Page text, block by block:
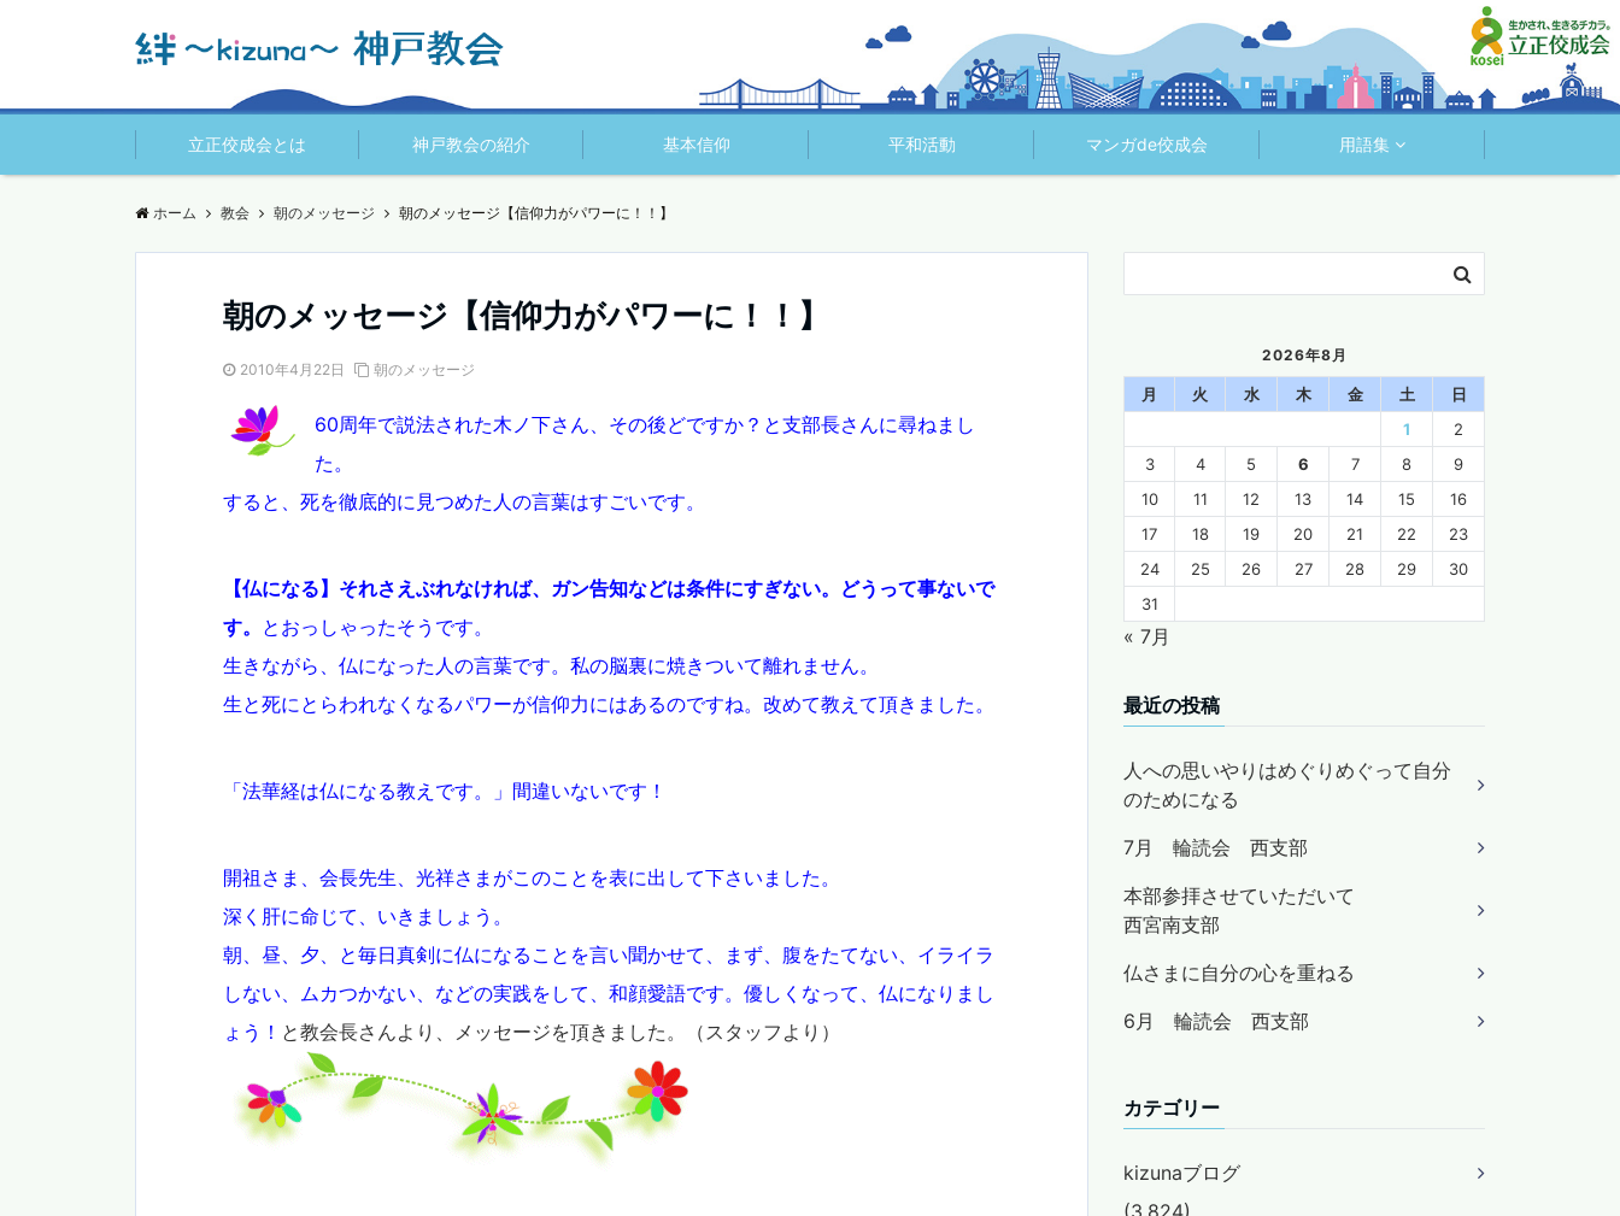
立正佼成会とは 神戸教会の紹介 基本信仰 平和活動 マンガde佼成会 用語集
ホーム 教会 朝のメッセージ 朝のメッセージ【信仰力がパワーに！！】
朝のメッセージ【信仰力がパワーに！！】
2010年4月22日 朝のメッセージ
60周年で説法された木ノ下さん、その後どですか？と支部長さんに尋ねまし
た。
すると、死を徹底的に見つめた人の言葉はすごいです。
【仏になる】それさえぶれなければ、ガン告知などは条件にすぎない。どうって事ないで
す。 とおっしゃったそうです。
生きながら、仏になった人の言葉です。私の脳裏に焼きついて離れません。
生と死にとらわれなくなるパワーが信仰力にはあるのですね。改めて教えて頂きました。
「法華経は仏になる教えです。」間違いないです！
開祖さま、会長先生、光祥さまがこのことを表に出して下さいました。
深く肝に命じて、いきましょう。
朝、昼、夕、と毎日真剣に仏になることを言い聞かせて、まず、腹をたてない、イライラ
しない、ムカつかない、などの実践をして、和顔愛語です。優しくなって、仏になりまし
ょう！ と教会長さんより、メッセージを頂きました。（スタッフより）
2026年8月
月 火 水 木 金 土
日
1
2
3
4 5 6 7 8
9
10
11 12 13 14 15
16
17
18 19 20 21 22
23
24
25 26 27 28 29
30
31
« 7月
最近の投稿
人への思いやりはめぐりめぐって自分
のためになる
7月 輪読会 西支部
本部参拝させていただいて
西宮南支部
仏さまに自分の心を重ねる
6月 輪読会 西支部
カテゴリー
kizunaブログ
(3,824)